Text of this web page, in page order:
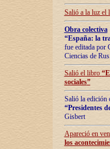
Salió a la luz el
Obra colectiva
“España: la
fue editada por
Ciencias de
Salió el libro “
sociales”
Salió la edición
“Presidentes
Gisbert
Apareció en
los